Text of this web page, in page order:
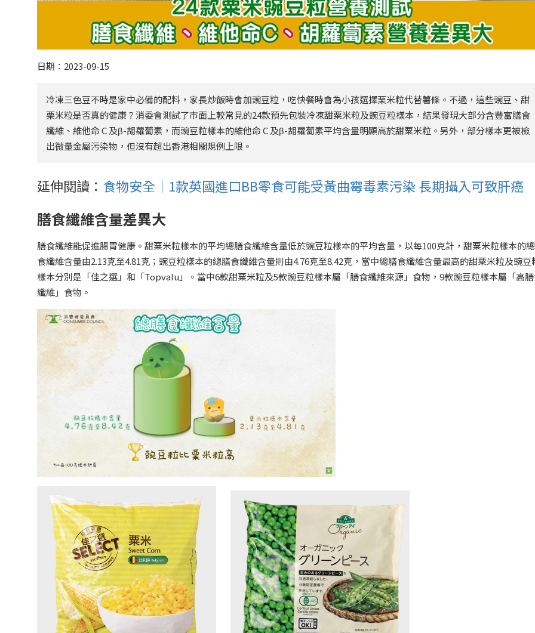
日期：2023-09-15
冷凍三色豆不時是家中必備的配料，家長炒飯時會加豌豆粒，吃快餐時會為小孩選擇栗米粒代替薯條。不過，這些豌豆、甜
栗米粒是否真的健康？消委會測試了市面上較常見的24款預先包裝冷凍甜粟米粒及豌豆粒樣本，結果發現大部分含豐富膳食
纖維、維他命 C 及β-胡蘿蔔素，而豌豆粒樣本的維他命 C 及β-胡蘿蔔素平均含量明顯高於甜粟米粒。另外，部分樣本更被檢
出微量金屬污染物，但沒有超出香港相關規例上限。
延伸閱讀： 食物安全｜1款英國進口BB零食可能受黃曲霉毒素污染 長期攝入可致肝癌
膳食纖維含量差異大
膳食纖維能促進腸胃健康。甜粟米粒樣本的平均總膳食纖維含量低於豌豆粒樣本的平均含量，以每100克計，甜粟米粒樣本的
食纖維含量由2.13克至4.81克；豌豆粒樣本的總膳食纖維含量則由4.76克至8.42克，當中總膳食纖維含量最高的甜粟米粒及豌豆
樣本分別是「佳之選」和「Topvalu」。當中6款甜粟米粒及5款豌豆粒樣本屬「膳食纖維來源」食物，9款豌豆粒樣本屬「高
纖維」食物。